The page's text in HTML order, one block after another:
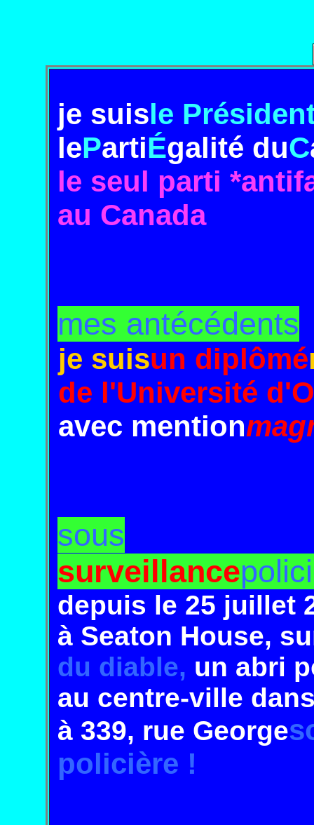
je suisle
lePartiÉgalité duC
le seul parti
au Canada
mes antécédents
je suisun diplômé
de l'Université
avec mention
sous
surveillance
depuis le 25 juillet
à Seaton House,
du diable, un abri
au centre-ville
à 339, rue George
policière !